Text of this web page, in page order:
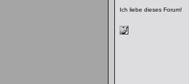
Ich liebe dieses Forum!